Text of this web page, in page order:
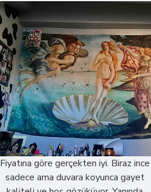
Fiyatına göre gerçekten iyi. Biraz ince
sadece ama duvara koyunca gayet